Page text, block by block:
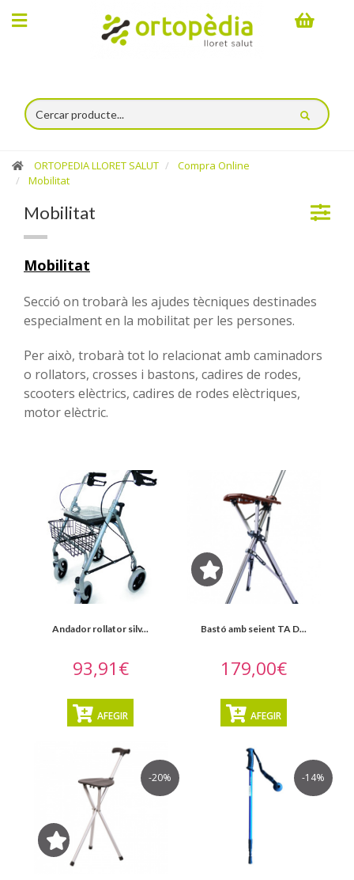
×
online
Categories
Mobilitat
de
Cadires
elèctriques
Caminadors
/
Rollators
Coixins
antiescares
accesoris
Crosses
i
bastons
Scooters
elèctrics
Ajudes
Ajudes
trasllat
transferència
Ajudes
ORTOPEDIA LLORET SALUT
Compra Online
Mobilitat
Mobilitat
Mobilitat
Secció on trobarà les ajudes tècniques destinades
especialment en la mobilitat per les persones.
Per això, trobarà tot lo relacionat amb caminadors
o rollators, crosses i bastons, cadires de rodes,
scooters elèctrics, cadires de rodes elèctriques,
motor elèctric.
Andador rollator silv...
93,91€
AFEGIR
Bastó amb seient TA D...
179,00€
AFEGIR
-20% -14%